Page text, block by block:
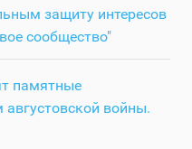
защиту интересов
сообщество"
памятные
войны.